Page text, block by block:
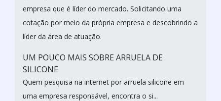
empresa que é líder do mercado. Solicitando uma
cotação por meio da própria empresa e descobrindo a
líder da área de atuação.
UM POUCO MAIS SOBRE ARRUELA DE
SILICONE
Quem pesquisa na internet por arruela silicone em
uma empresa responsável, encontra o si...